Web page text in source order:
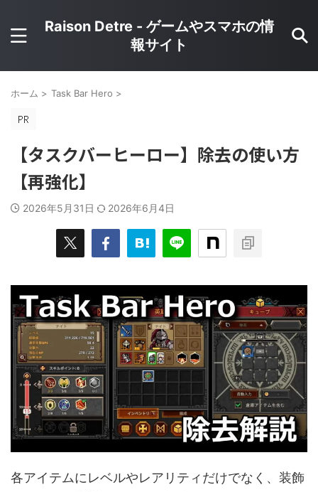
Raison Detre - ゲームやスマホの情
報サイト
ホーム > Task Bar Hero >
【タスクバーヒーロー】除去の使い方
【再強化】
2026年5月31日 2026年6月4日
各アイテムにレベルやレアリティだけでなく、装飾